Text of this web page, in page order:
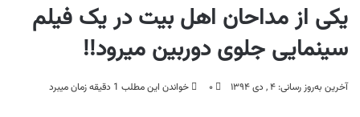
یکی از مداحان اهل بیت در یک فیلم
سینمایی جلوی دوربین میرود!!
آخرین به‌روز رسانی: ۴ , دی ۱۳۹۴ ۰ خواندن این مطلب 1 دقیقه زمان میبرد